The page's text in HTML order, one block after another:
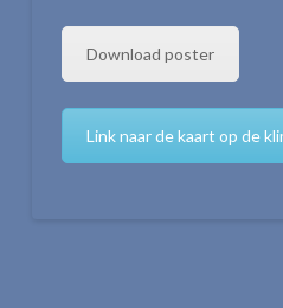
Download poster
Link naar de kaart op de